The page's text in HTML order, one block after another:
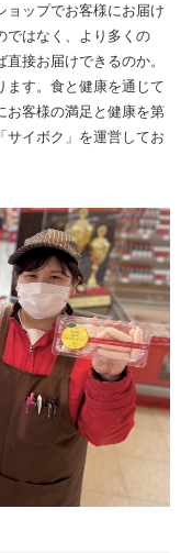
ョップでお客様にお届け
ではなく、より多くの
接お届けできるのか。
ます。食と健康を通じて
お客様の満足と健康を第
サイボク」を運営してお